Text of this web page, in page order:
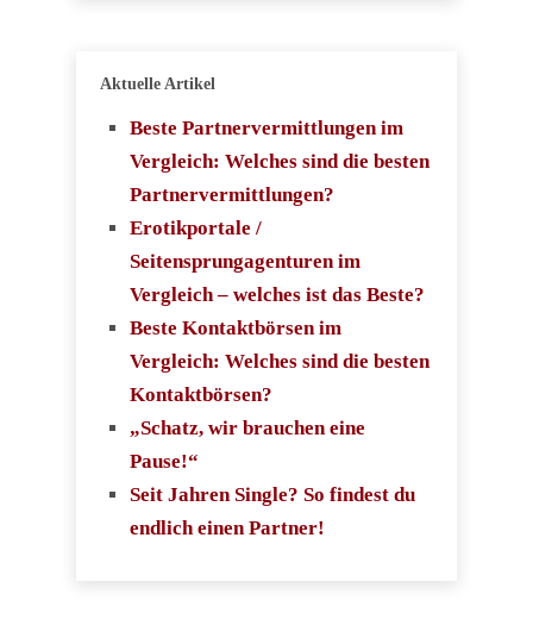
Aktuelle Artikel
Beste Partnervermittlungen im
Vergleich: Welches sind die besten
Partnervermittlungen?
Erotikportale /
Seitensprungagenturen im
Vergleich – welches ist das Beste?
Beste Kontaktbörsen im
Vergleich: Welches sind die besten
Kontaktbörsen?
„Schatz, wir brauchen eine
Pause!“
Seit Jahren Single? So findest du
endlich einen Partner!